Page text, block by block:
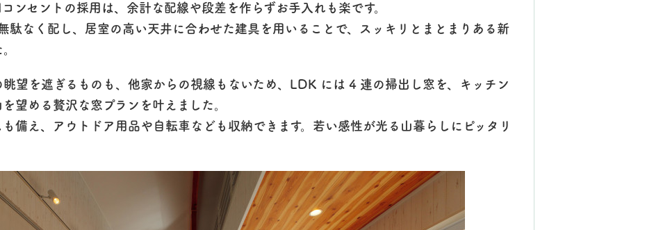
ンセントの採用は、余計な配線や段差を作らずお手入れも楽です。
駄なく配し、居室の高い天井に合わせた建具を用いることで、スッキリとまとまりある新
望を遮ぎるものも、他家からの視線もないため、LDK には 4 連の掃出し窓を、キッチン
望める贅沢な窓プランを叶えました。
備え、アウトドア用品や自転車なども収納できます。若い感性が光る山暮らしにピッタリ